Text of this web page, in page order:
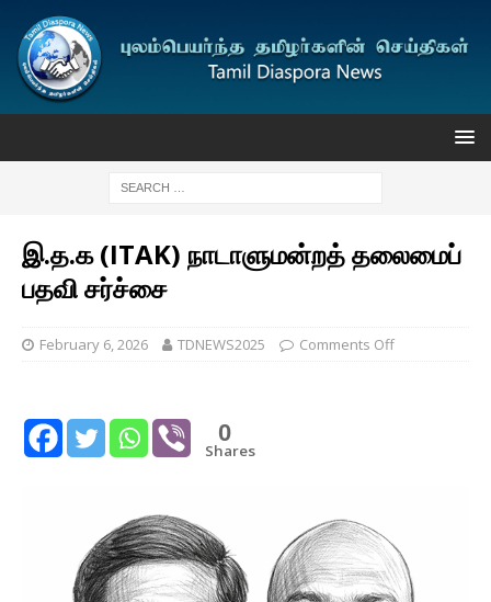
இ.த.க (ITAK) நாடாளுமன்றத் தலைமைப்
பதவி சர்ச்சை
February 6, 2026 TDNEWS2025 Comments Off
0
Shares